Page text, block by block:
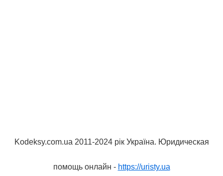
Kodeksy.com.ua 2011-2024 рік Україна. Юридическая
помощь онлайн - https://uristy.ua